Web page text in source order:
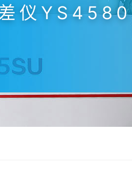
差仪YS4580